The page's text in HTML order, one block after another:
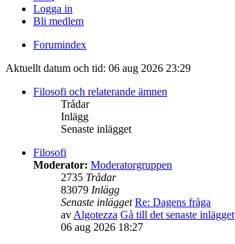
Logga in
Bli medlem
Forumindex
Aktuellt datum och tid: 06 aug 2026 23:29
Filosofi och relaterande ämnen
Trådar
Inlägg
Senaste inlägget
Filosofi
Moderator: Moderatorgruppen
2735 Trådar
83079 Inlägg
Senaste inlägget Re: Dagens fråga
avAlgotezza Gå till det senaste inlägget
06 aug 2026 18:27